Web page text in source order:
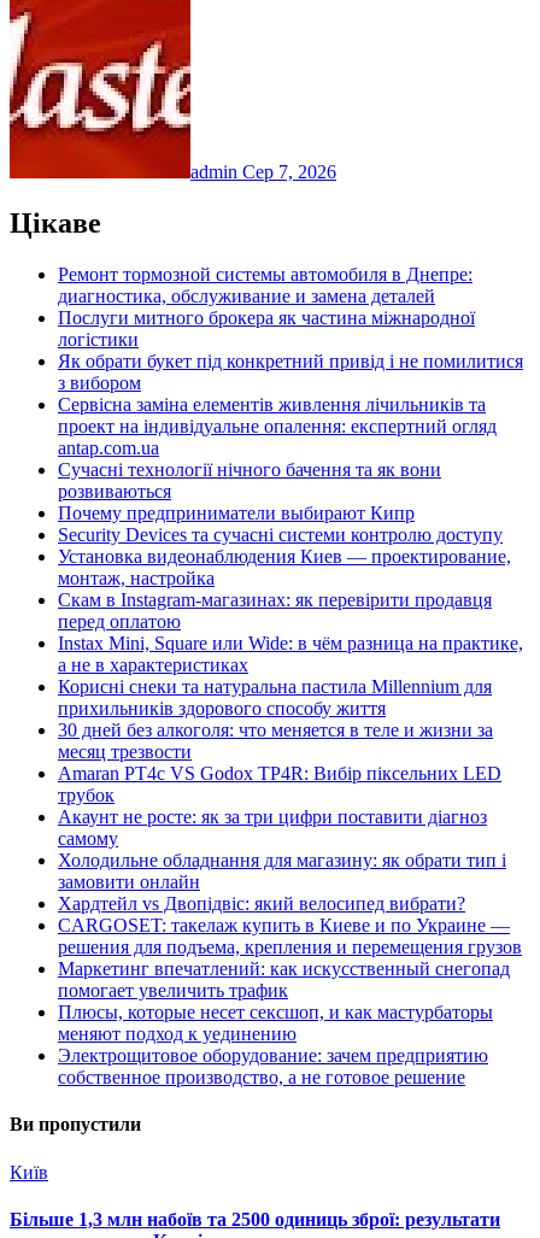
admin Сер 7, 2026
Цікаве
Ремонт тормозной системы автомобиля в Днепре:
диагностика, обслуживание и замена деталей
Послуги митного брокера як частина міжнародної
логістики
Як обрати букет під конкретний привід і не помилитися
з вибором
Сервісна заміна елементів живлення лічильників та
проект на індивідуальне опалення: експертний огляд
antap.com.ua
Сучасні технології нічного бачення та як вони
розвиваються
Почему предприниматели выбирают Кипр
Security Devices та сучасні системи контролю доступу
Установка видеонаблюдения Киев — проектирование,
монтаж, настройка
Скам в Instagram-магазинах: як перевірити продавця
перед оплатою
Instax Mini, Square или Wide: в чём разница на практике,
а не в характеристиках
Корисні снеки та натуральна пастила Millennium для
прихильників здорового способу життя
30 дней без алкоголя: что меняется в теле и жизни за
месяц трезвости
Amaran PT4c VS Godox TP4R: Вибір піксельних LED
трубок
Акаунт не росте: як за три цифри поставити діагноз
самому
Холодильне обладнання для магазину: як обрати тип і
замовити онлайн
Хардтейл vs Двопідвіс: який велосипед вибрати?
CARGOSET: такелаж купить в Киеве и по Украине —
решения для подъема, крепления и перемещения грузов
Маркетинг впечатлений: как искусственный снегопад
помогает увеличить трафик
Плюсы, которые несет сексшоп, и как мастурбаторы
меняют подход к уединению
Электрощитовое оборудование: зачем предприятию
собственное производство, а не готовое решение
Ви пропустили
Київ
Більше 1,3 млн набоїв та 2500 одиниць зброї: результати